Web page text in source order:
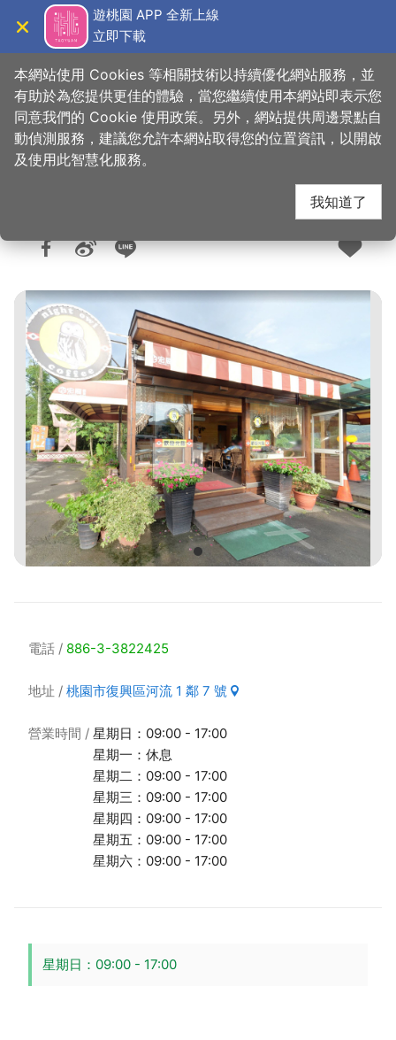
主
遊桃園 APP 全新上線
立即下載
首頁 > 想去的地方 > 美食、購物 > 美食快搜
霞雲坪貓頭鷹咖啡館
人氣：8561
電話 886-3-3822425
地址 桃園市復興區河流 1 鄰 7 號
營業時間
星期日：09:00 - 17:00
星期一：休息
星期二：09:00 - 17:00
星期三：09:00 - 17:00
星期四：09:00 - 17:00
星期五：09:00 - 17:00
星期六：09:00 - 17:00
星期日：09:00 - 17:00
本網站使用 Cookies 等相關技術以持續優化網站服務，並
有助於為您提供更佳的體驗，當您繼續使用本網站即表示您
同意我們的 Cookie 使用政策。另外，網站提供周邊景點自
動偵測服務，建議您允許本網站取得您的位置資訊，以開啟
及使用此智慧化服務。
我知道了